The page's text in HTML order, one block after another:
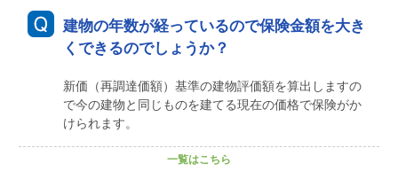
建物の年数が経っているので保険金額を大き
くできるのでしょうか？
新価（再調達価額）基準の建物評価額を算出しますの
で今の建物と同じものを建てる現在の価格で保険がか
けられます。
一覧はこちら